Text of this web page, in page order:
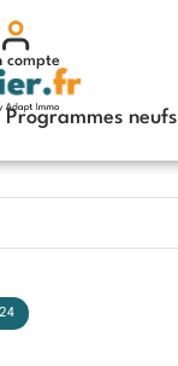
compte
Programmes neufs